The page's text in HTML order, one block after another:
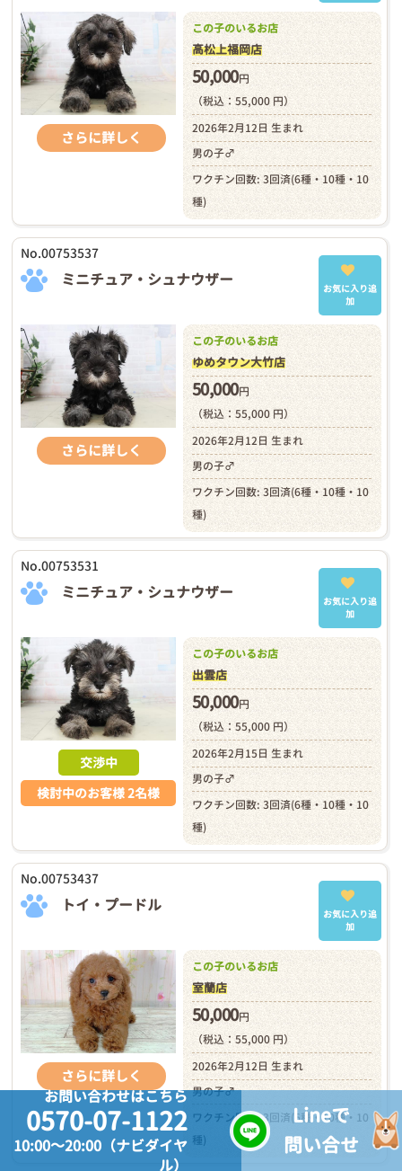
さらに詳しく
この子のいるお店
高松上福岡店
50,000円
（税込：55,000 円）
2026年2月12日 生まれ
男の子♂
ワクチン回数: 3回済(6種・10種・10
種)
No.00753537
ミニチュア・シュナウザー
お気に入り追
加
さらに詳しく
この子のいるお店
ゆめタウン大竹店
50,000円
（税込：55,000 円）
2026年2月12日 生まれ
男の子♂
ワクチン回数: 3回済(6種・10種・10
種)
No.00753531
ミニチュア・シュナウザー
お気に入り追
加
交渉中
検討中のお客様 2名様
この子のいるお店
出雲店
50,000円
（税込：55,000 円）
2026年2月15日 生まれ
男の子♂
ワクチン回数: 3回済(6種・10種・10
種)
No.00753437
トイ・プードル
お気に入り追
加
さらに詳しく
この子のいるお店
室蘭店
50,000円
（税込：55,000 円）
2026年2月12日 生まれ
男の子♂
ワクチン回数: 3回済(6種・10種・10
種)
お問い合わせはこちら
0570-07-1122
10:00～20:00（ナビダイヤ
ル）
Lineで
問い合せ